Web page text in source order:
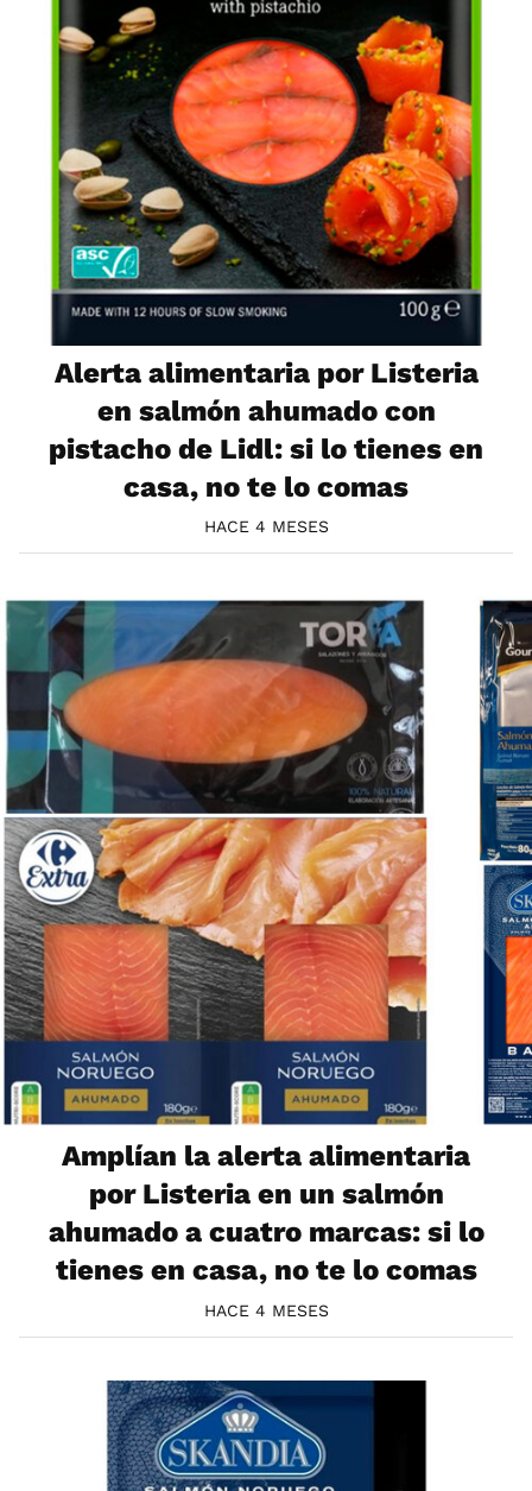
Alerta alimentaria por Listeria
en salmón ahumado con
pistacho de Lidl: si lo tienes en
casa, no te lo comas
HACE 4 MESES
Amplían la alerta alimentaria
por Listeria en un salmón
ahumado a cuatro marcas: si lo
tienes en casa, no te lo comas
HACE 4 MESES